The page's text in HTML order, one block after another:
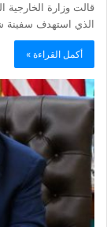
قالت وزارة الخارجية
الذي استهدف
أكمل القراءة »